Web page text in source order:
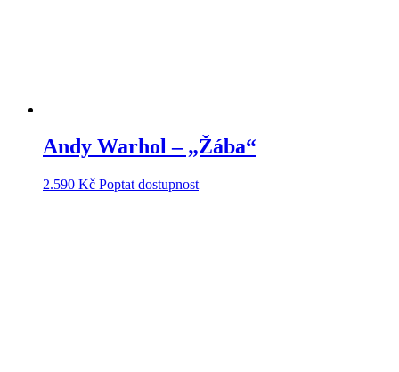
Andy Warhol – „Žába“
2.590 Kč Poptat dostupnost